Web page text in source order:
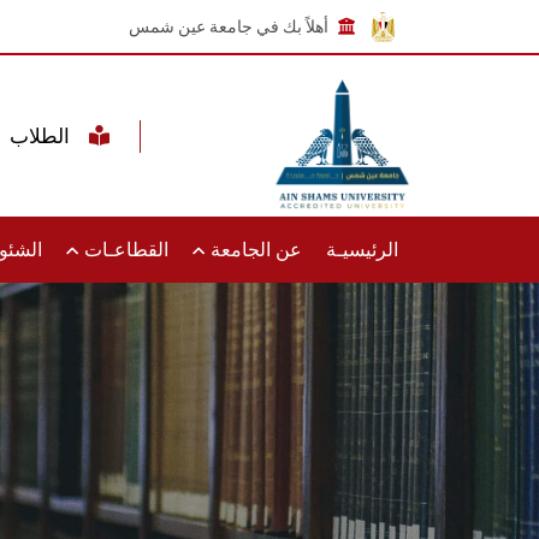
أهلاً بك في جامعة عين شمس
الرئيسيـة عن الجامعة القطاعـات